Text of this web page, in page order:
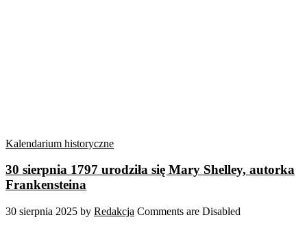
Kalendarium historyczne
30 sierpnia 1797 urodziła się Mary Shelley, autorka
Frankensteina
30 sierpnia 2025 by Redakcja Comments are Disabled